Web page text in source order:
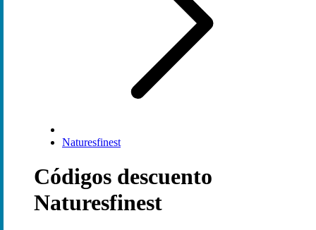
Naturesfinest
Códigos descuento
Naturesfinest